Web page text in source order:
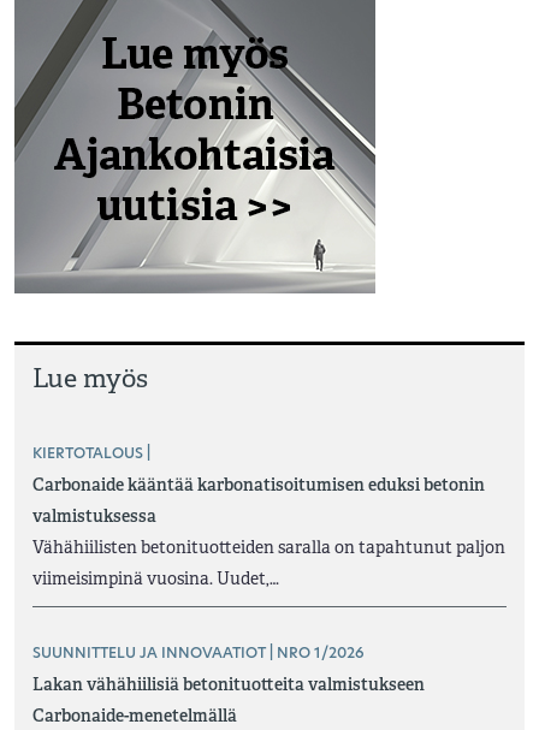
Lue myös
KIERTOTALOUS |
Carbonaide kääntää karbonatisoitumisen eduksi betonin
valmistuksessa
Vähähiilisten betonituotteiden saralla on tapahtunut paljon
viimeisimpinä vuosina. Uudet,…
SUUNNITTELU JA INNOVAATIOT | NRO 1/2026
Lakan vähähiilisiä betonituotteita valmistukseen
Carbonaide-menetelmällä